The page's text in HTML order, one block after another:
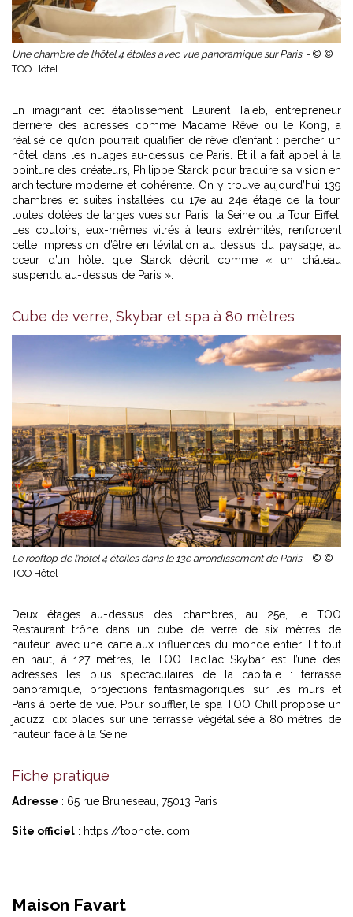
Une chambre de l’hôtel 4 étoiles avec vue panoramique sur Paris. - © ©
TOO Hôtel
En imaginant cet établissement, Laurent Taïeb, entrepreneur
derrière des adresses comme Madame Rêve ou le Kong, a
réalisé ce qu’on pourrait qualifier de rêve d’enfant : percher un
hôtel dans les nuages au-dessus de Paris. Et il a fait appel à la
pointure des créateurs, Philippe Starck pour traduire sa vision en
architecture moderne et cohérente. On y trouve aujourd’hui 139
chambres et suites installées du 17e au 24e étage de la tour,
toutes dotées de larges vues sur Paris, la Seine ou la Tour Eiffel.
Les couloirs, eux-mêmes vitrés à leurs extrémités, renforcent
cette impression d’être en lévitation au dessus du paysage, au
cœur d’un hôtel que Starck décrit comme « un château
suspendu au-dessus de Paris ».
Cube de verre, Skybar et spa à 80 mètres
Le rooftop de l’hôtel 4 étoiles dans le 13e arrondissement de Paris. - © ©
TOO Hôtel
Deux étages au-dessus des chambres, au 25e, le TOO
Restaurant trône dans un cube de verre de six mètres de
hauteur, avec une carte aux influences du monde entier. Et tout
en haut, à 127 mètres, le TOO TacTac Skybar est l’une des
adresses les plus spectaculaires de la capitale : terrasse
panoramique, projections fantasmagoriques sur les murs et
Paris à perte de vue. Pour souffler, le spa TOO Chill propose un
jacuzzi dix places sur une terrasse végétalisée à 80 mètres de
hauteur, face à la Seine.
Fiche pratique
Adresse : 65 rue Bruneseau, 75013 Paris
Site officiel : https://toohotel.com
Maison Favart